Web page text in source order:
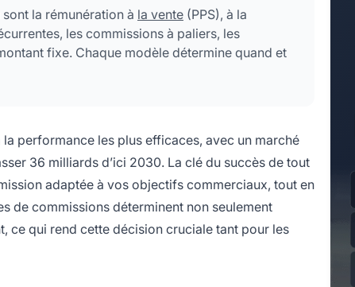
la rémunération à la vente (PPS), à la
les commissions à paliers, les
fixe. Chaque modèle détermine quand et
performance les plus efficaces, avec un marché
36 milliards d’ici 2030. La clé du succès de tout
adaptée à vos objectifs commerciaux, tout en
de commissions déterminent non seulement
ce qui rend cette décision cruciale tant pour les